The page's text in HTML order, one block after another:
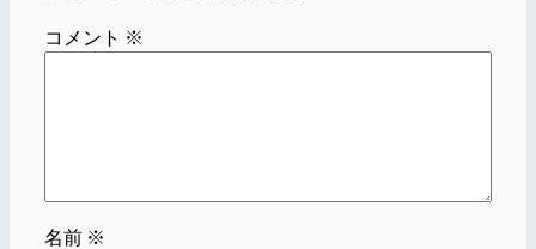
コメント ※
名前 ※